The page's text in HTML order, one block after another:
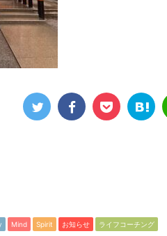
Mind Spirit お知らせ ライフコーチング